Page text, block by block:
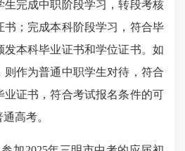
生完成中职阶段学习，转段考核
书；完成本科阶段学习，符合毕
发本科毕业证书和学位证书。如
作为普通中职学生对待，符合
业证书，符合考试报名条件的可
高考。